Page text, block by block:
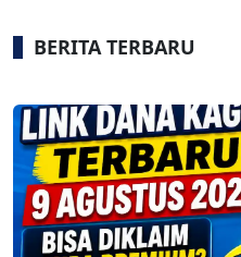
BERITA TERBARU